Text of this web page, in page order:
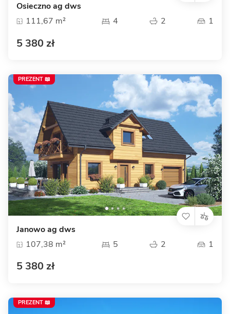
Osieczno ag dws
111,67 m²
4 2 1
5 380 zł
Janowo ag dws
107,38 m²
5 2 1
5 380 zł
PREZENT 📖
PREZENT 📖